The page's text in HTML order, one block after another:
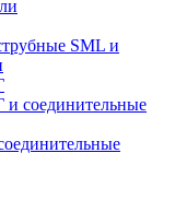
SML и
соединительные